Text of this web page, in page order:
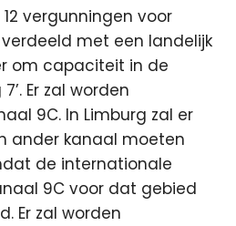
vergunningen voor
met een landelijk
om capaciteit in de
Er zal worden
9C. In Limburg zal er
ander kanaal moeten
de internationale
9C voor dat gebied
Er zal worden